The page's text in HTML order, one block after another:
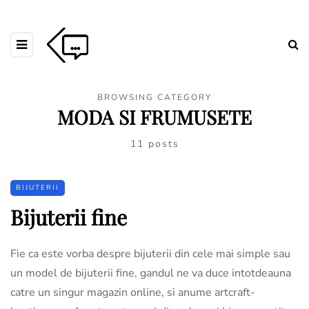
BROWSING CATEGORY
MODA SI FRUMUSETE
11 posts
BIJUTERII
Bijuterii fine
Fie ca este vorba despre bijuterii din cele mai simple sau
un model de bijuterii fine, gandul ne va duce intotdeauna
catre un singur magazin online, si anume artcraft-